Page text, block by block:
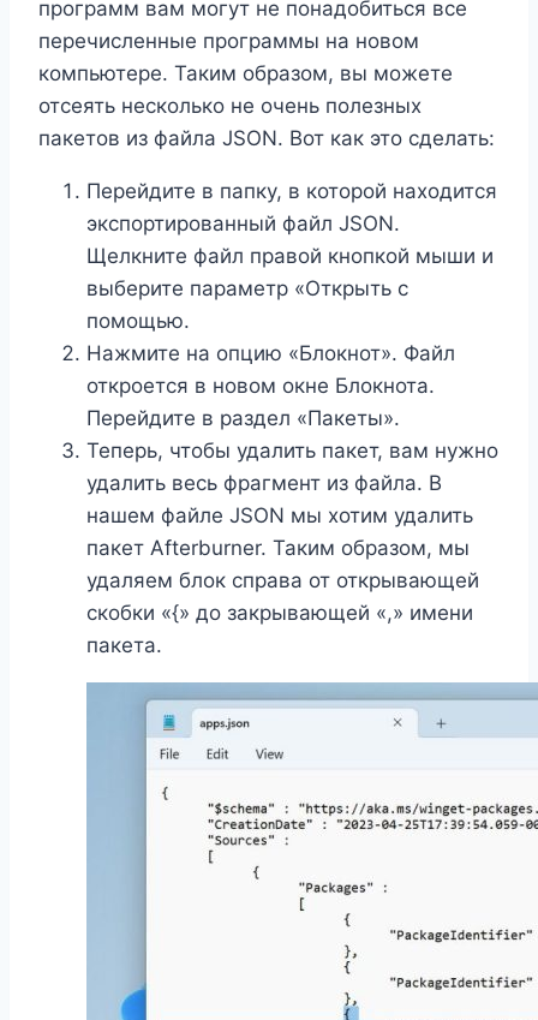
программ вам могут не понадобиться все
перечисленные программы на новом
компьютере. Таким образом, вы можете
отсеять несколько не очень полезных
пакетов из файла JSON. Вот как это сделать:
Перейдите в папку, в которой находится
экспортированный файл JSON.
Щелкните файл правой кнопкой мыши и
выберите параметр «Открыть с
помощью.
Нажмите на опцию «Блокнот». Файл
откроется в новом окне Блокнота.
Перейдите в раздел «Пакеты».
Теперь, чтобы удалить пакет, вам нужно
удалить весь фрагмент из файла. В
нашем файле JSON мы хотим удалить
пакет Afterburner. Таким образом, мы
удаляем блок справа от открывающей
скобки «{» до закрывающей «,» имени
пакета.